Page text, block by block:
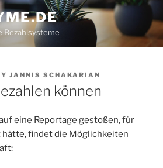
Bezahlsysteme
JANNIS SCHAKARIAN
können
eine Reportage gestoßen, für
hätte, findet die Möglichkeiten